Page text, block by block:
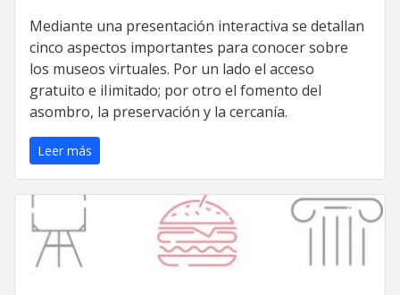
Mediante una presentación interactiva se detallan
cinco aspectos importantes para conocer sobre
los museos virtuales. Por un lado el acceso
gratuito e iIimitado; por otro el fomento del
asombro, la preservación y la cercanía.
Leer más